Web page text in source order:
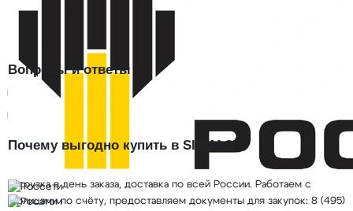
Цвет синий
Вопросы и ответы
Чем плащ Ливень отличается от костюма Ливень?
Почему выгодно купить в SIZMAG
Плащ Ливень синий в наличии на складе SIZMAG в Москве —
отгрузка в день заказа, доставка по всей России. Работаем с
юрлицами по счёту, предоставляем документы для закупок: 8 (495)